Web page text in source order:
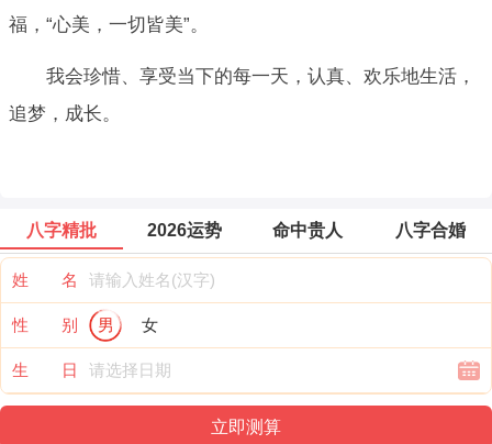
福，“心美，一切皆美”。
我会珍惜、享受当下的每一天，认真、欢乐地生活，
追梦，成长。
八字精批 2026运势 命中贵人 八字合婚
姓 名
性 别 男 女
生 日